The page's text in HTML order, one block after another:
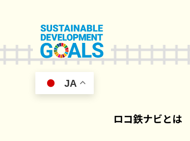
JA
ロコ鉄ナビとは